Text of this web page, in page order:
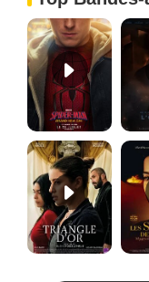
Spider-Man: Brand New Day Bande-annonce VO STFR